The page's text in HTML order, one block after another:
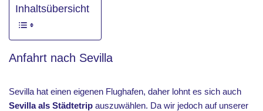
Inhaltsübersicht
Anfahrt nach Sevilla
Sevilla hat einen eigenen Flughafen, daher lohnt es sich auch
Sevilla als Städtetrip auszuwählen. Da wir jedoch auf unserer